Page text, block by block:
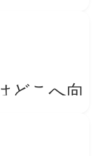
体験」
どこへ向
中心」へ